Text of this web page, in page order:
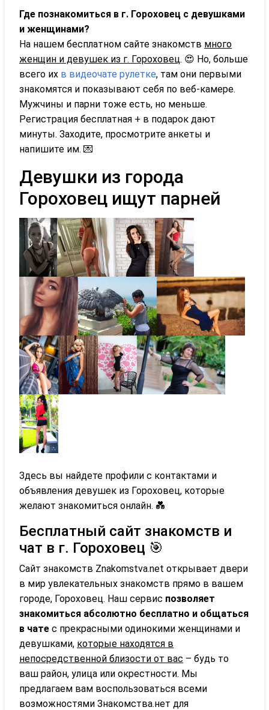
Где познакомиться в г. Гороховец с девушками
и женщинами?
На нашем бесплатном сайте знакомств много
женщин и девушек из г. Гороховец. 😍 Но, больше
всего их в видеочате рулетке, там они первыми
знакомятся и показывают себя по веб-камере.
Мужчины и парни тоже есть, но меньше.
Регистрация бесплатная + в подарок дают
минуты. Заходите, просмотрите анкеты и
напишите им. 💌
Девушки из города
Гороховец ищут парней
Здесь вы найдете профили с контактами и
объявления девушек из Гороховец, которые
желают знакомиться онлайн. 💑
Бесплатный сайт знакомств и
чат в г. Гороховец 🎯
Сайт знакомств Znakomstva.net открывает двери
в мир увлекательных знакомств прямо в вашем
городе, Гороховец. Наш сервис позволяет
знакомиться абсолютно бесплатно и общаться
в чате с прекрасными одинокими женщинами и
девушками, которые находятся в
непосредственной близости от вас – будь то
ваш район, улица или окрестности. Мы
предлагаем вам воспользоваться всеми
возможностями Знакомства.нет для